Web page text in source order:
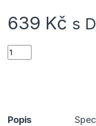
639 Kč s
Vytěráky bavlněné .20
Popis